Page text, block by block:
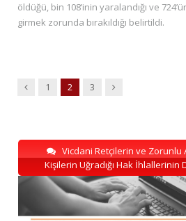
öldüğü, bin 108’inin yaralandığı ve
girmek zorunda bırakıldığı belirtildi.
Previous
1 2 3 Next
Vicdani Retçilerin ve Zorunlu
Kişilerin Uğradığı Hak İhlallerinin